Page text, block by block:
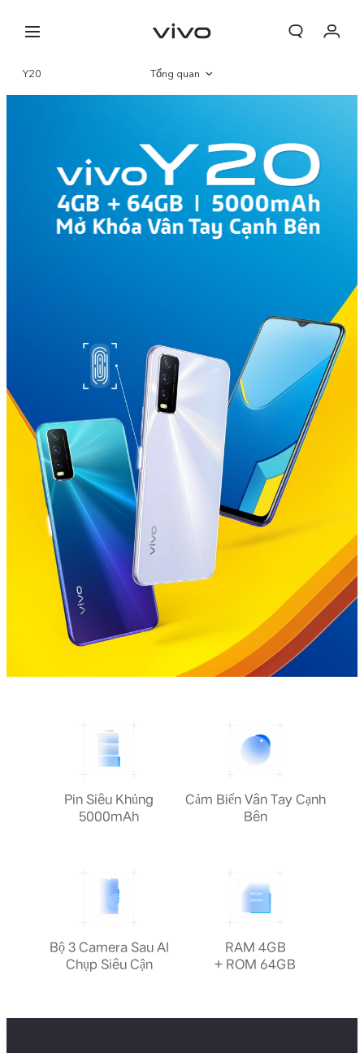
Việt Nam | Chọn quốc gia/khu vực
Giỏ hàng
Tài khoản của tôi
Y20 Tổng quan
Pin Siêu Khủng
5000mAh
Cảm Biến Vân Tay Cạnh
Bên
Bộ 3 Camera Sau AI
Chụp Siêu Cận
RAM 4GB
+ ROM 64GB